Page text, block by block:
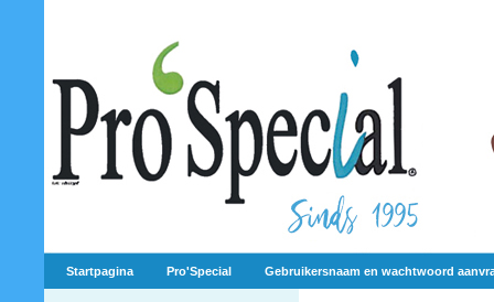
Startpagina Pro'Special Gebruikersnaam en wachtwoord